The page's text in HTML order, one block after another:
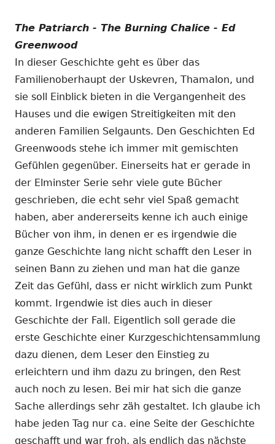
The Patriarch - The Burning Chalice - Ed
Greenwood
In dieser Geschichte geht es über das
Familienoberhaupt der Uskevren, Thamalon, und
sie soll Einblick bieten in die Vergangenheit des
Hauses und die ewigen Streitigkeiten mit den
anderen Familien Selgaunts. Den Geschichten Ed
Greenwoods stehe ich immer mit gemischten
Gefühlen gegenüber. Einerseits hat er gerade in
der Elminster Serie sehr viele gute Bücher
geschrieben, die echt sehr viel Spaß gemacht
haben, aber andererseits kenne ich auch einige
Bücher von ihm, in denen er es irgendwie die
ganze Geschichte lang nicht schafft den Leser in
seinen Bann zu ziehen und man hat die ganze
Zeit das Gefühl, dass er nicht wirklich zum Punkt
kommt. Irgendwie ist dies auch in dieser
Geschichte der Fall. Eigentlich soll gerade die
erste Geschichte einer Kurzgeschichtensammlung
dazu dienen, dem Leser den Einstieg zu
erleichtern und ihm dazu zu bringen, den Rest
auch noch zu lesen. Bei mir hat sich die ganze
Sache allerdings sehr zäh gestaltet. Ich glaube ich
habe jeden Tag nur ca. eine Seite der Geschichte
geschafft und war froh, als endlich das nächste